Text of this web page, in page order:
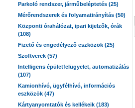
Parkoló rendszer, járműbeléptetés (25)
Mérőrendszerek és folyamatirányítás (50)
Központi órahálózat, ipari kijelzők, órák
(108)
Fizető és engedélyező eszközök (25)
Szoftverek (57)
Intelligens épületfelügyelet, automatizálás
(107)
Kamionhívó, ügyfélhívó, információs
eszközök (47)
Kártyanyomtatók és kellékeik (183)